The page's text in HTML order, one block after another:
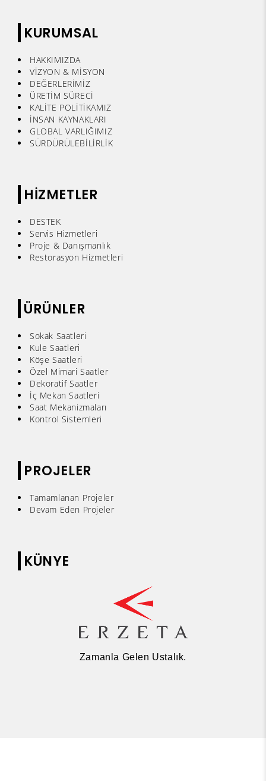
KURUMSAL
HAKKIMIZDA
VİZYON & MİSYON
DEĞERLERİMİZ
ÜRETİM SÜRECİ
KALİTE POLİTİKAMIZ
İNSAN KAYNAKLARI
GLOBAL VARLIĞIMIZ
SÜRDÜRÜLEBİLİRLİK
HİZMETLER
DESTEK
Servis Hizmetleri
Proje & Danışmanlık
Restorasyon Hizmetleri
ÜRÜNLER
Sokak Saatleri
Kule Saatleri
Köşe Saatleri
Özel Mimari Saatler
Dekoratif Saatler
İç Mekan Saatleri
Saat Mekanizmaları
Kontrol Sistemleri
PROJELER
Tamamlanan Projeler
Devam Eden Projeler
KÜNYE
Zamanla Gelen Ustalık.